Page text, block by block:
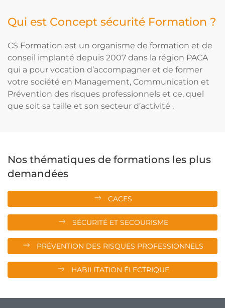
Qui est Concept sécurité Formation ?
CS Formation est un organisme de formation et de
conseil implanté depuis 2007 dans la région PACA
qui a pour vocation d’accompagner et de former
votre société en Management, Communication et
Prévention des risques professionnels et ce, quel
que soit sa taille et son secteur d’activité .
Nos thématiques de formations les plus
demandées
CACES
SÉCURITÉ ET SECOURISME
PRÉVENTION DES RISQUES PROFESSIONNELS
HABILITATION ÉLECTRIQUE